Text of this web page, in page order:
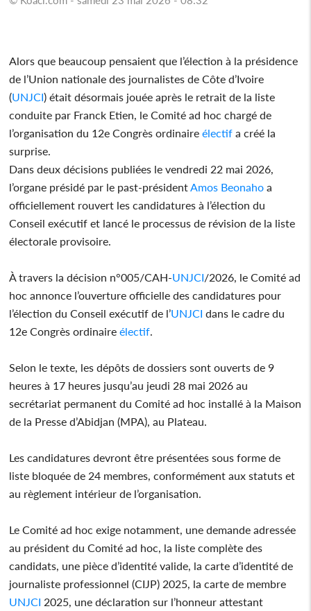
Alors que beaucoup pensaient que l’élection à la présidence
de l’Union nationale des journalistes de Côte d’Ivoire
(UNJCI) était désormais jouée après le retrait de la liste
conduite par Franck Etien, le Comité ad hoc chargé de
l’organisation du 12e Congrès ordinaire électif a créé la
surprise.
Dans deux décisions publiées le vendredi 22 mai 2026,
l’organe présidé par le past-président Amos Beonaho a
officiellement rouvert les candidatures à l’élection du
Conseil exécutif et lancé le processus de révision de la liste
électorale provisoire.
À travers la décision n°005/CAH-UNJCI/2026, le Comité ad
hoc annonce l’ouverture officielle des candidatures pour
l’élection du Conseil exécutif de l’UNJCI dans le cadre du
12e Congrès ordinaire électif
Selon le texte, les dépôts de dossiers sont ouverts de 9
heures à 17 heures jusqu’au jeudi 28 mai 2026 au
secrétariat permanent du Comité ad hoc installé à la Maison
de la Presse d’Abidjan (MPA), au Plateau.
Les candidatures devront être présentées sous forme de
liste bloquée de 24 membres, conformément aux statuts et
au règlement intérieur de l’organisation.
Le Comité ad hoc exige notamment, une demande adressée
au président du Comité ad hoc, la liste complète des
candidats, une pièce d’identité valide, la carte d’identité de
journaliste professionnel (CIJP) 2025, la carte de membre
UNJCI 2025, une déclaration sur l’honneur attestant